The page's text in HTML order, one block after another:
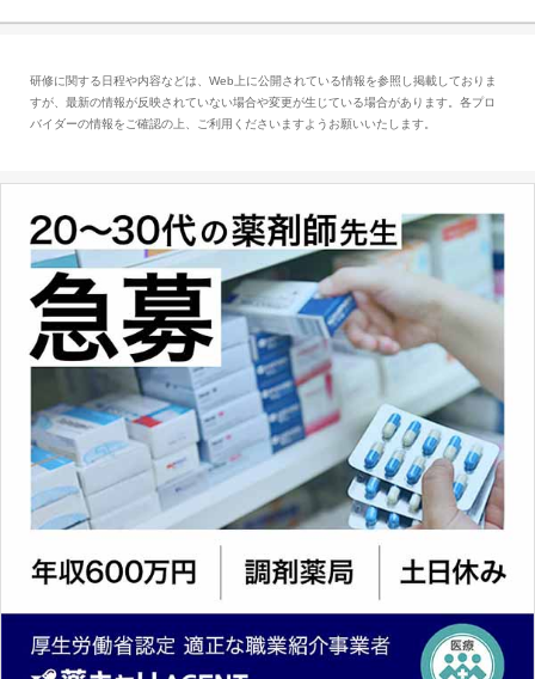
とは、病院薬剤師を中心に大きな武器になりま
す。
研修に関する日程や内容などは、Web上に公開されている情報を参照し掲載しておりま
すが、最新の情報が反映されていない場合や変更が生じている場合があります。各プロ
バイダーの情報をご確認の上、ご利用くださいますようお願いいたします。